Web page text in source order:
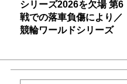
シリーズ2026を欠場 第6
戦での落車負傷により／
競輪ワールドシリーズ